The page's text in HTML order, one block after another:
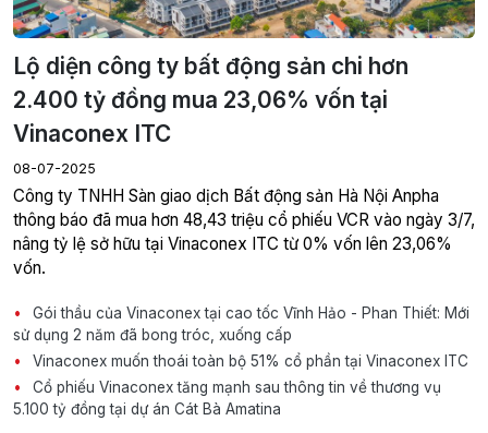
Lộ diện công ty bất động sản chi hơn
2.400 tỷ đồng mua 23,06% vốn tại
Vinaconex ITC
08-07-2025
Công ty TNHH Sàn giao dịch Bất động sản Hà Nội Anpha
thông báo đã mua hơn 48,43 triệu cổ phiếu VCR vào ngày 3/7,
nâng tỷ lệ sở hữu tại Vinaconex ITC từ 0% vốn lên 23,06%
vốn.
Gói thầu của Vinaconex tại cao tốc Vĩnh Hảo - Phan Thiết: Mới
sử dụng 2 năm đã bong tróc, xuống cấp
Vinaconex muốn thoái toàn bộ 51% cổ phần tại Vinaconex ITC
Cổ phiếu Vinaconex tăng mạnh sau thông tin về thương vụ
5.100 tỷ đồng tại dự án Cát Bà Amatina